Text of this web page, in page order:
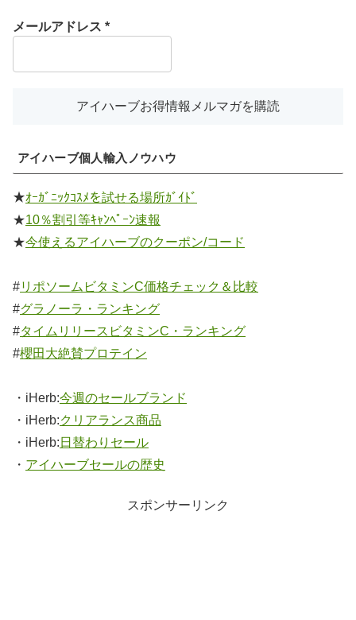
メールアドレス *
アイハーブ個人輸入ノウハウ
★ｵｰｶﾞﾆｯｸｺｽﾒを試せる場所ｶﾞｲﾄﾞ
★10％割引等ｷｬﾝﾍﾟｰﾝ速報
★今使えるアイハーブのクーポン/コード
#リポソームビタミンC価格チェック＆比較
#グラノーラ・ランキング
#タイムリリースビタミンC・ランキング
#櫻田大絶賛プロテイン
・iHerb:今週のセールブランド
・iHerb:クリアランス商品
・iHerb: 日替わりセール
・ アイハーブセールの歴史
スポンサーリンク